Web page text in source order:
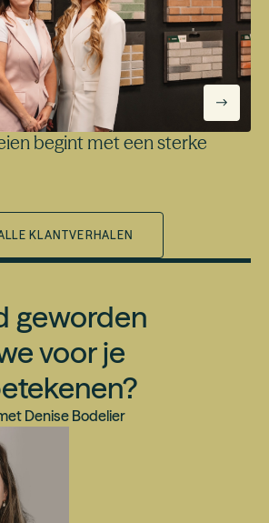
begint met een sterke
KLANTVERHALEN
geworden
voor je
Denise Bodelier